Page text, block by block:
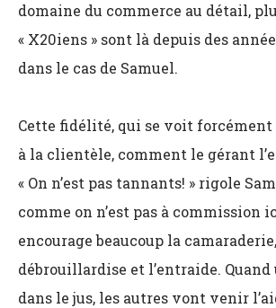
domaine du commerce au détail,
« X20iens » sont là depuis des
dans le cas de Samuel.
Cette fidélité, qui se voit forcément
à la clientèle, comment le gérant
« On n’est pas tannants! » rigole
comme on n’est pas à commission
encourage beaucoup la
débrouillardise et l’entraide.
dans le jus, les autres vont venir